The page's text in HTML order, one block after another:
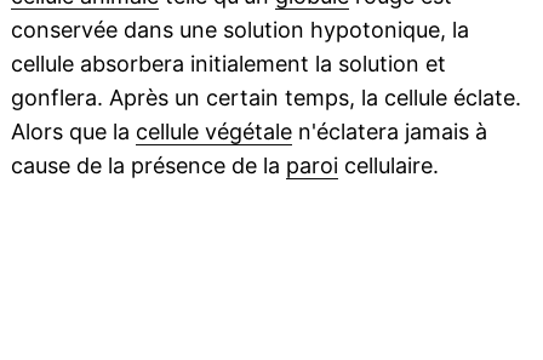
conservée dans une solution hypotonique, la
cellule absorbera initialement la solution et
gonflera. Après un certain temps, la cellule éclate.
Alors que la cellule végétalen'éclatera jamais à
cause de la présence de la paroicellulaire.